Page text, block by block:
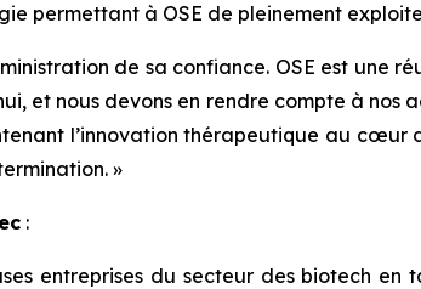
permettant à OSE de pleinement
de sa confiance. OSE est une
et nous devons en rendre compte à nos
l’innovation thérapeutique au cœur
»
:
entreprises du secteur des biotech